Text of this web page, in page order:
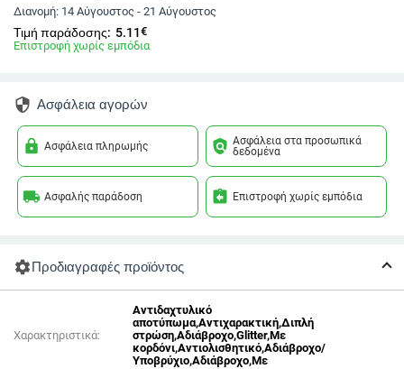
Διανομή: 14 Αύγουστος - 21 Αύγουστος
Τιμή παράδοσης: 5.11€
Επιστροφή χωρίς εμπόδια
security Ασφάλεια αγορών
lock Ασφάλεια πληρωμής policy Ασφάλεια στα προσωπικά
δεδομένα
local_shipping Ασφαλής παράδοση assignment_return Επιστροφή χωρίς εμπόδια
settingsΠροδιαγραφές προϊόντος
Χαρακτηριστικά:
Αντιδαχτυλικό
αποτύπωμα,Αντιχαρακτική,Διπλή
στρώση,Αδιάβροχο,Glitter,Με
κορδόνι,Αντιολισθητικό,Αδιάβροχο/
Υποβρύχιο,Αδιάβροχο,Με